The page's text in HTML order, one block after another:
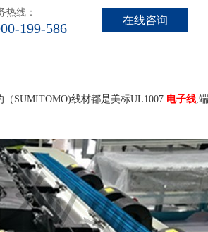
热线：
199-586
在线咨询
SUMITOMO)线材都是美标UL1007 电子线,